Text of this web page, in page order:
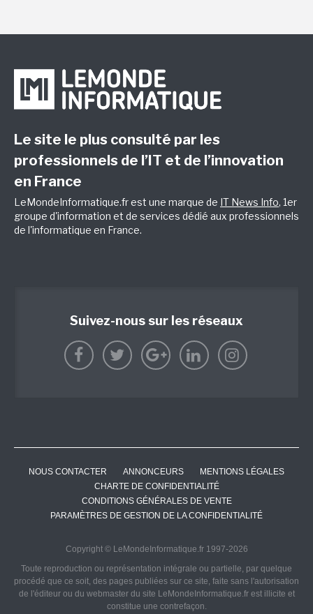
Le site le plus consulté par les
professionnels de l’IT et de l’innovation
en France
LeMondeInformatique.fr est une marque de IT News Info, 1er
groupe d'information et de services dédié aux professionnels
de l'informatique en France.
Suivez-nous sur les réseaux
NOUS CONTACTER ANNONCEURS
MENTIONS LÉGALES
CHARTE DE CONFIDENTIALITÉ
CONDITIONS GÉNÉRALES DE VENTE
PARAMÈTRES DE GESTION DE LA CONFIDENTIALITÉ
Copyright © LeMondeInformatique.fr 1997-2026
Toute reproduction ou représentation intégrale ou partielle, par quelque
procédé que ce soit, des pages publiées sur ce site, faite sans l'autorisation
de l'éditeur ou du webmaster du site LeMondeInformatique.fr est illicite et
constitue une contrefaçon.